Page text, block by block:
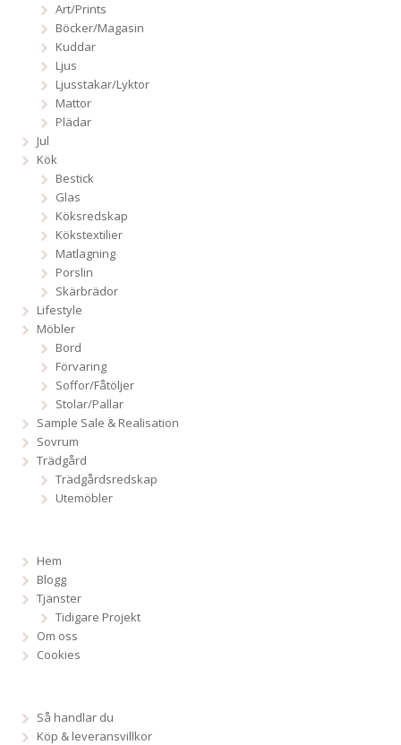
Art/Prints
Böcker/Magasin
Kuddar
Ljus
Ljusstakar/Lyktor
Mattor
Plädar
Jul
Kök
Bestick
Glas
Köksredskap
Kökstextilier
Matlagning
Porslin
Skärbrädor
Lifestyle
Möbler
Bord
Förvaring
Soffor/Fåtöljer
Stolar/Pallar
Sample Sale & Realisation
Sovrum
Trädgård
Trädgårdsredskap
Utemöbler
Hem
Blogg
Tjänster
Tidigare Projekt
Om oss
Cookies
Så handlar du
Köp & leveransvillkor